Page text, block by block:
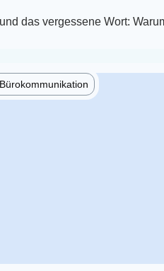
das vergessene Wort: